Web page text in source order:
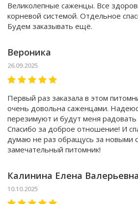
Великолепные саженцы. Все
корневой системой. Отдельное
Будем заказывать ещё.
Вероника
26.09.2025
Первый раз заказала в этом
очень довольна саженцами.
перезимуют и будут меня
Спасибо за доброе отношение! И
думаю не раз обращусь за новыми
замечательный питомник!
Калинина Елена
10.10.2025